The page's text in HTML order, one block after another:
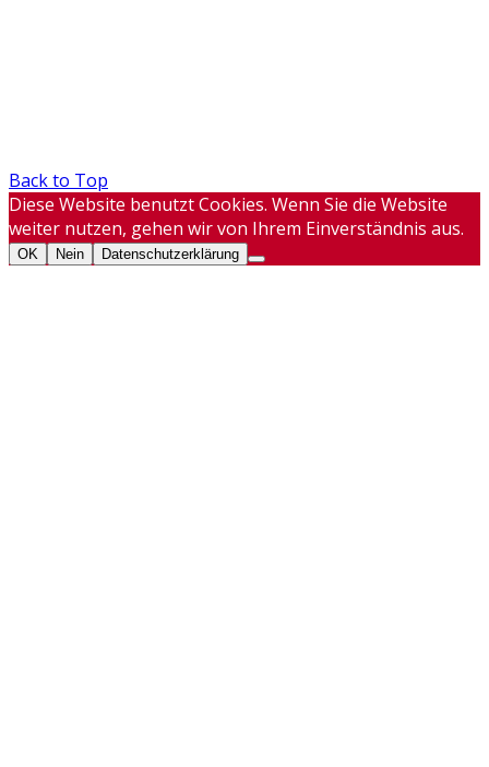
Back to Top
Diese Website benutzt Cookies. Wenn Sie die Website
weiter nutzen, gehen wir von Ihrem Einverständnis aus.
OK Nein Datenschutzerklärung